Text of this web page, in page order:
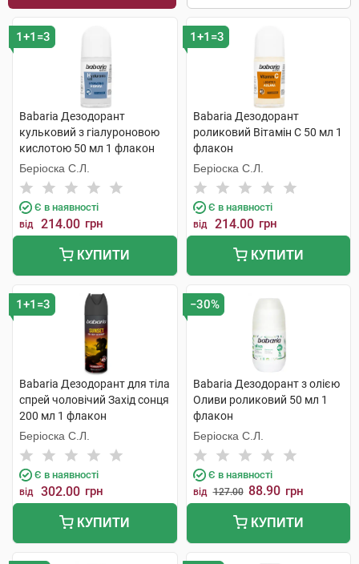
1+1=3
Babaria Дезодорант
кульковий з гіалуроновою
кислотою 50 мл 1 флакон
Беріоска С.Л.
Є в наявності
від 214.00 грн
КУПИТИ
1+1=3
Babaria Дезодорант
роликовий Вітамін С 50 мл 1
флакон
Беріоска С.Л.
Є в наявності
від 214.00 грн
КУПИТИ
1+1=3
Babaria Дезодорант для тіла
спрей чоловічий Захід сонця
200 мл 1 флакон
Беріоска С.Л.
Є в наявності
від 302.00 грн
КУПИТИ
−30%
Babaria Дезодорант з олією
Оливи роликовий 50 мл 1
флакон
Беріоска С.Л.
Є в наявності
від 127.00 88.90 грн
КУПИТИ